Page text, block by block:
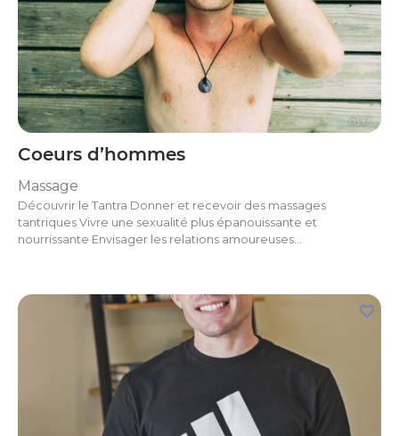
Coeurs d’hommes
Massage
Découvrir le Tantra Donner et recevoir des massages
tantriques Vivre une sexualité plus épanouissante et
nourrissante Envisager les relations amoureuses…